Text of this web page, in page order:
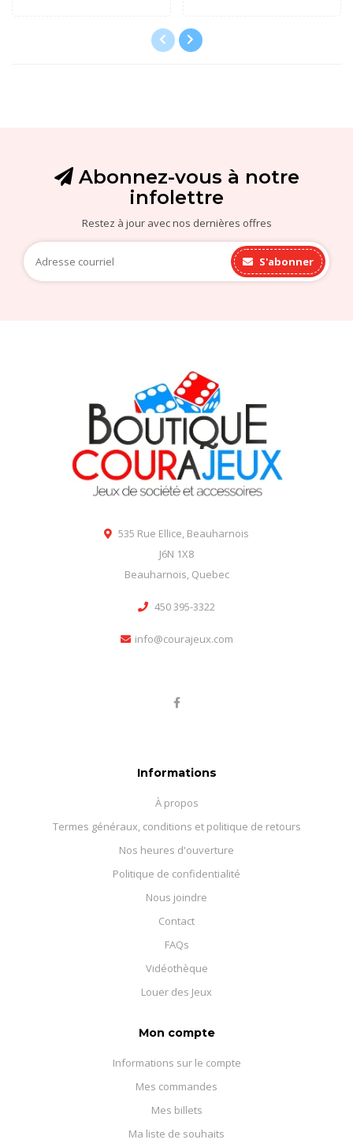
Abonnez-vous à notre
infolettre
Restez à jour avec nos dernières offres
S'abonner
535 Rue Ellice, Beauharnois
J6N 1X8
Beauharnois, Quebec
450 395-3322
info@courajeux.com
Informations
À propos
Termes généraux, conditions et politique de retours
Nos heures d'ouverture
Politique de confidentialité
Nous joindre
Contact
FAQs
Vidéothèque
Louer des Jeux
Mon compte
Informations sur le compte
Mes commandes
Mes billets
Ma liste de souhaits